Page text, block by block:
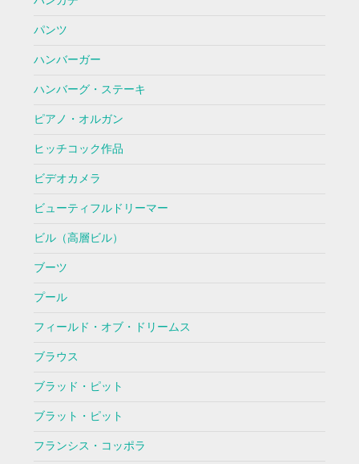
パンツ
ハンバーガー
ハンバーグ・ステーキ
ピアノ・オルガン
ヒッチコック作品
ビデオカメラ
ビューティフルドリーマー
ビル（高層ビル）
ブーツ
プール
フィールド・オブ・ドリームス
ブラウス
ブラッド・ピット
ブラット・ピット
フランシス・コッポラ